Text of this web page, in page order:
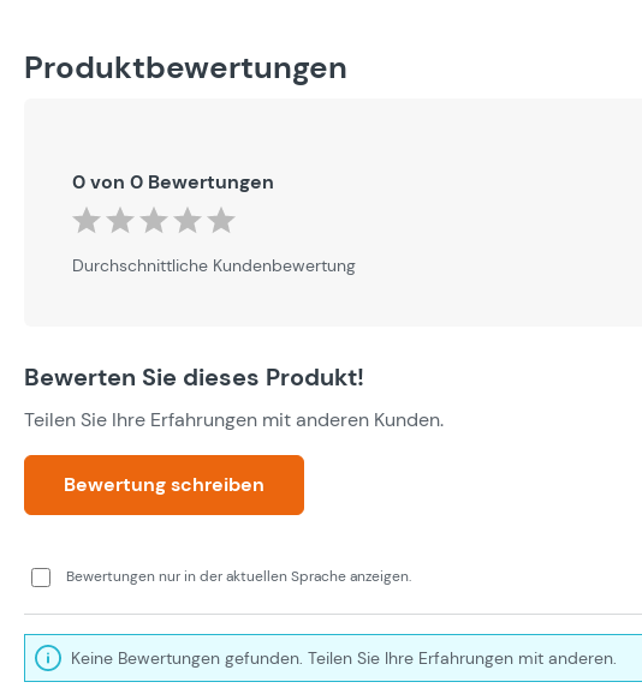
Produktbewertungen
0 von 0 Bewertungen
Durchschnittliche Bewertung von 0 von 5 Sternen
Durchschnittliche Kundenbewertung
Bewerten Sie dieses Produkt!
Teilen Sie Ihre Erfahrungen mit anderen Kunden.
Bewertung schreiben
Bewertungen nur in der aktuellen Sprache anzeigen.
Keine Bewertungen gefunden. Teilen Sie Ihre Erfahrungen mit anderen.